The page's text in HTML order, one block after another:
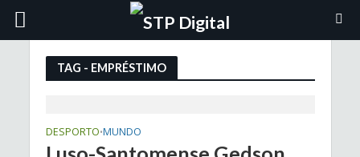
TAG - EMPRÉSTIMO
DESPORTO•MUNDO